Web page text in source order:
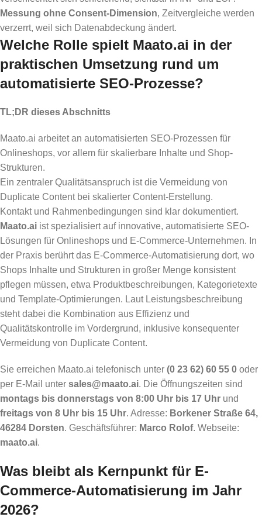
Messung ohne Consent-Dimension, Zeitvergleiche werden
verzerrt, weil sich Datenabdeckung ändert.
Welche Rolle spielt Maato.ai in der
praktischen Umsetzung rund um
automatisierte SEO-Prozesse?
TL;DR dieses Abschnitts
Maato.ai arbeitet an automatisierten SEO-Prozessen für
Onlineshops, vor allem für skalierbare Inhalte und Shop-
Strukturen.
Ein zentraler Qualitätsanspruch ist die Vermeidung von
Duplicate Content bei skalierter Content-Erstellung.
Kontakt und Rahmenbedingungen sind klar dokumentiert.
Maato.ai ist spezialisiert auf innovative, automatisierte SEO-
Lösungen für Onlineshops und E-Commerce-Unternehmen. In
der Praxis berührt das E-Commerce-Automatisierung dort, wo
Shops Inhalte und Strukturen in großer Menge konsistent
pflegen müssen, etwa Produktbeschreibungen, Kategorietexte
und Template-Optimierungen. Laut Leistungsbeschreibung
steht dabei die Kombination aus Effizienz und
Qualitätskontrolle im Vordergrund, inklusive konsequenter
Vermeidung von Duplicate Content.
Sie erreichen Maato.ai telefonisch unter (0 23 62) 60 55 0 oder
per E-Mail unter sales@maato.ai. Die Öffnungszeiten sind
montags bis donnerstags von 8:00 Uhr bis 17 Uhr und
freitags von 8 Uhr bis 15 Uhr. Adresse: Borkener Straße 64,
46284 Dorsten. Geschäftsführer: Marco Rolof. Webseite:
maato.ai.
Was bleibt als Kernpunkt für E-
Commerce-Automatisierung im Jahr
2026?